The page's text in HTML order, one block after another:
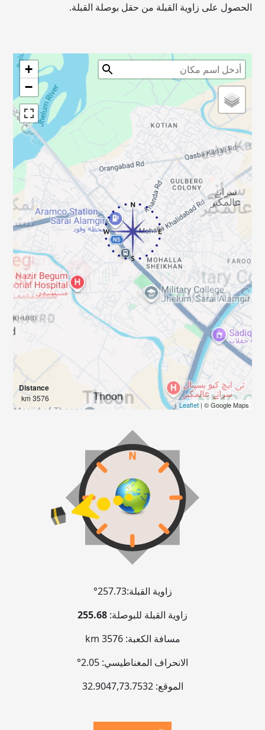
الحصول على زاوية القبلة من حقل بوصلة القبلة.
+
−
Distance
3576 km
Leaflet| © Google Maps
زاوية القبلة:257.73°
زاوية القبلة للبوصلة: 255.68
مسافة الكعبة:3576 km
الانحراف المغناطيسي: 2.05°
الموقع:
32.9047,73.7532